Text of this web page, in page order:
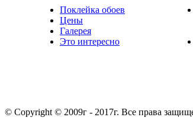
Поклейка обоев
Цены
Галерея
Это интересно
© Copyright © 2009г - 2017г. Все права